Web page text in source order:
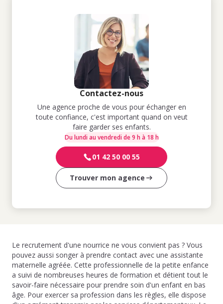
Contactez-nous
Une agence proche de vous pour échanger en
toute confiance, c'est important quand on veut
faire garder ses enfants.
Du lundi au vendredi de 9 h à 18 h
01 42 50 00 55
Trouver mon agence
Le recrutement d'une nourrice ne vous convient pas ? Vous
pouvez aussi songer à prendre contact avec une assistante
maternelle agréée. Cette professionnelle de la petite enfance
a suivi de nombreuses heures de formation et détient tout le
savoir-faire nécessaire pour prendre soin d'un enfant en bas
âge. Pour exercer sa profession dans les règles, elle dispose